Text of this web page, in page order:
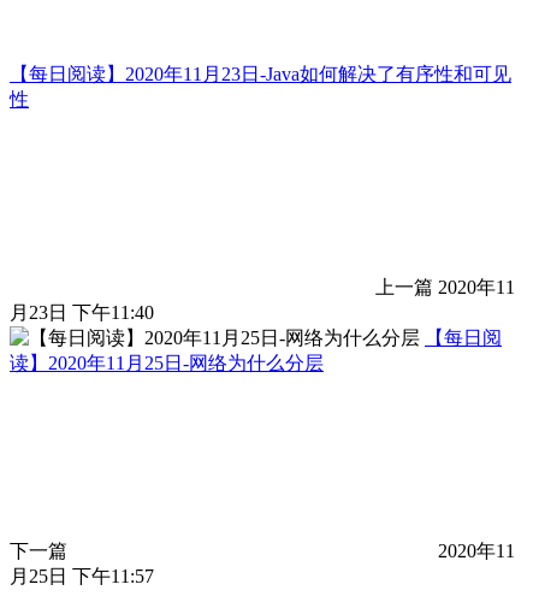
【每日阅读】2020年11月23日-Java如何解决了有序性和可见
性
上一篇 2020年11
月23日 下午11:40
【每日阅
读】2020年11月25日-网络为什么分层
下一篇
2020年11
月25日 下午11:57